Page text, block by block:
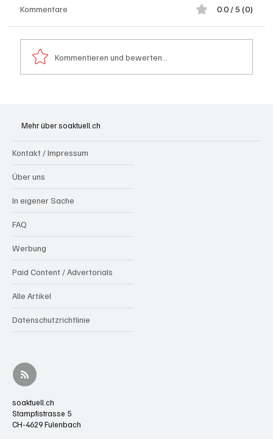
Kommentare 0.0 / 5 (0)
Kommentieren und bewerten...
Mehr über soaktuell.ch
Kontakt / Impressum
Über uns
In eigener Sache
FAQ
Werbung
Paid Content / Advertorials
Alle Artikel
Datenschutzrichtlinie
soaktuell.ch
Stampfistrasse 5
CH-4629 Fulenbach